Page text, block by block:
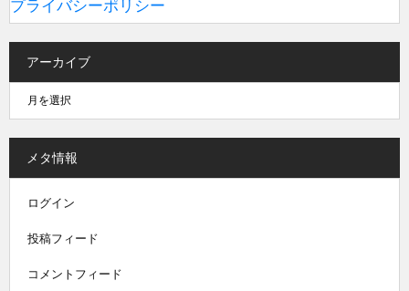
プライバシーポリシー
アーカイブ
メタ情報
ログイン
投稿フィード
コメントフィード